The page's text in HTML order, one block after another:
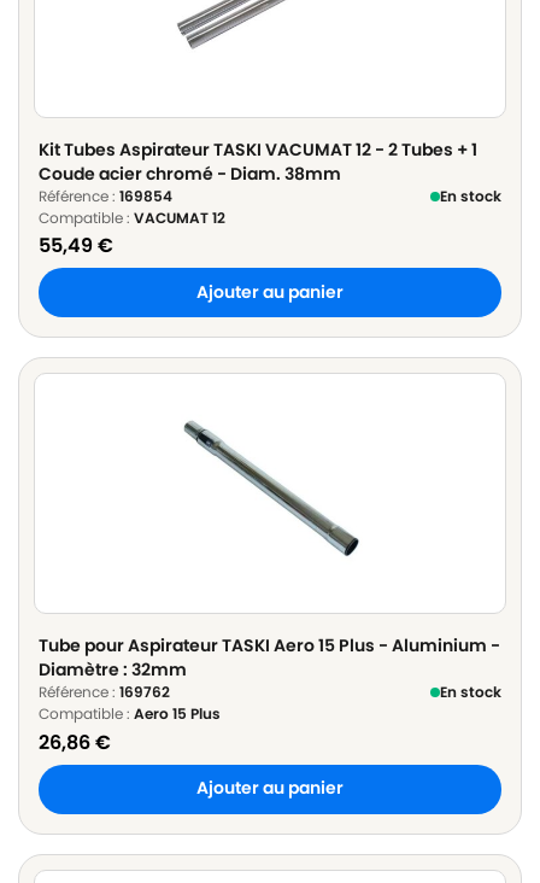
Kit Tubes Aspirateur TASKI VACUMAT 12 - 2 Tubes + 1
Coude acier chromé - Diam. 38mm
Référence : 169854
En stock
Compatible : VACUMAT 12
55,49€
Ajouter au panier
Tube pour Aspirateur TASKI Aero 15 Plus - Aluminium -
Diamètre : 32mm
Référence : 169762
En stock
Compatible : Aero 15 Plus
26,86€
Ajouter au panier